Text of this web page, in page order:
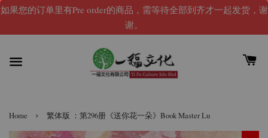
如果您的订单里有Pre order的商品，需等待全部到齐才一起发货，谢
谢。
Home › 繁体版 ：第296册《送你花一朵》Book Master Lu